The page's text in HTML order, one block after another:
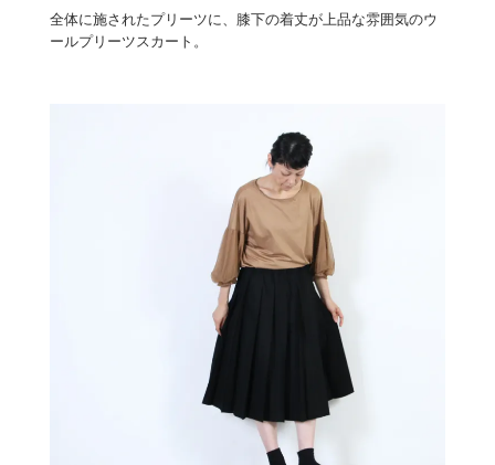
全体に施されたプリーツに、膝下の着丈が上品な雰囲気のウ
ールプリーツスカート。